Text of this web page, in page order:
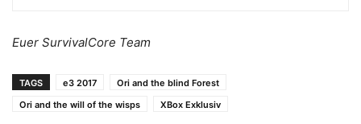
Euer SurvivalCore Team
TAGS e3 2017
Ori and the blind Forest
Ori and the will of the wisps
XBox Exklusiv